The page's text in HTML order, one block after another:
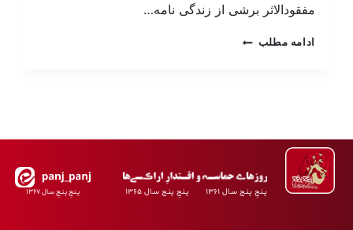
مفقودالاثر برشی از زندگی نامه…
ادامه مطلب
پـنجِ پنـج سـال ۱۳۶۱ پـنجِ پنـج سـال ۱۳۶۵ پـنجِ پنـجِ سـال ۱۳۶۷